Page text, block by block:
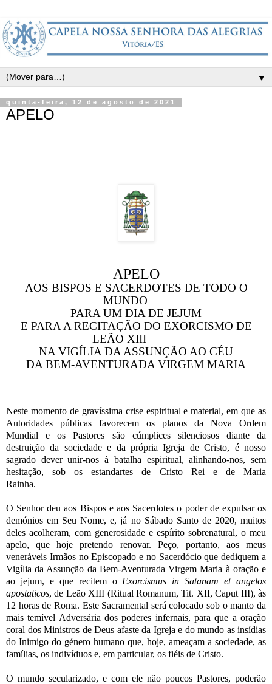
▼
quinta-feira, 12 de agosto de 2021
APELO
APELO
AOS BISPOS E SACERDOTES DE TODO O
MUNDO
PARA UM DIA DE JEJUM
E PARA A RECITAÇÃO DO EXORCISMO DE
LEÃO XIII
NA VIGÍLIA DA ASSUNÇÃO AO CÉU
DA BEM-AVENTURADA VIRGEM MARIA
Neste momento de gravíssima crise espiritual e material, em que as
Autoridades públicas favorecem os planos da Nova Ordem
Mundial e os Pastores são cúmplices silenciosos diante da
destruição da sociedade e da própria Igreja de Cristo, é nosso
sagrado dever unir-nos à batalha espiritual, alinhando-nos, sem
hesitação, sob os estandartes de Cristo Rei e de Maria
Rainha.
O Senhor deu aos Bispos e aos Sacerdotes o poder de expulsar os
demónios em Seu Nome, e, já no Sábado Santo de 2020, muitos
deles acolheram, com generosidade e espírito sobrenatural, o meu
apelo, que hoje pretendo renovar. Peço, portanto, aos meus
veneráveis ​​Irmãos no Episcopado e no Sacerdócio que dediquem a
Vigília da Assunção da Bem-Aventurada Virgem Maria à oração e
ao jejum, e que recitem o Exorcismus in Satanam et angelos
apostaticos, de Leão XIII (Ritual Romanum, Tit. XII, Caput III), às
12 horas de Roma. Este Sacramental será colocado sob o manto da
mais temível Adversária dos poderes infernais, para que a oração
coral dos Ministros de Deus afaste da Igreja e do mundo as insídias
do Inimigo do género humano que, hoje, ameaçam a sociedade, as
famílias, os indivíduos e, em particular, os fiéis de Cristo.
O mundo secularizado, e com ele não poucos Pastores, poderão